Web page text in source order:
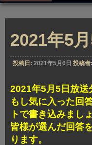
プ
2021年5
投稿日: 2021年5月6日 投稿者:
2021年5月5日放送
もし気に入った回
トで書き込みまし
皆様が選んだ回答
ります。